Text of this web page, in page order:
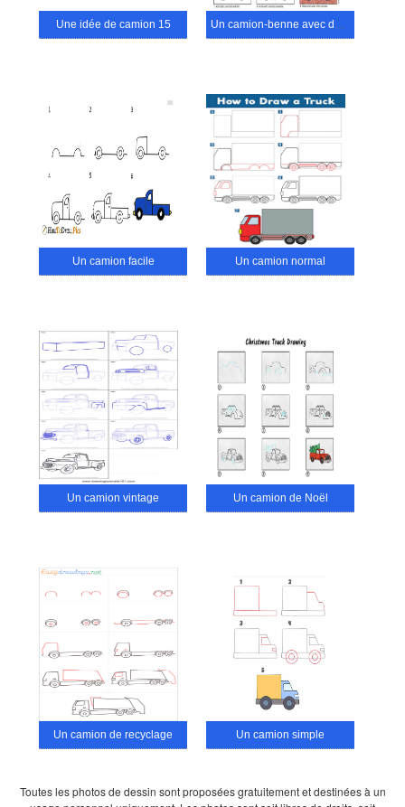
Une idée de camion 15 Un camion-benne avec des guides détaillés
Un camion facile Un camion normal
Un camion vintage Un camion de Noël
Un camion de recyclage Un camion simple
Toutes les photos de dessin sont proposées gratuitement et destinées à un